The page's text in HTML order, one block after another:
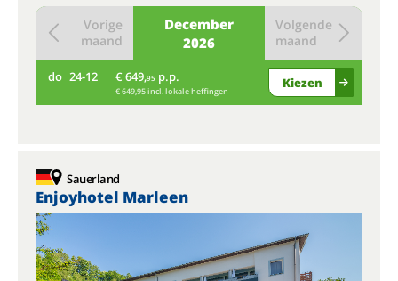
December
2026
Vorige
maand
Volgende
maand
do 24-12 € 649,95 p.p.
€ 649,95 incl. lokale heffingen
Kiezen
Sauerland
Enjoyhotel Marleen